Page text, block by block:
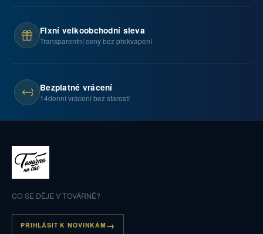
Fixní velkoobchodní sleva
Transparentní ceny bez překvapení
Bezplatné vrácení
14denní vrácení bez starostí
CO SE DĚJE V TOVÁRNĚ?
PŘIHLÁSIT K NOVINKÁM